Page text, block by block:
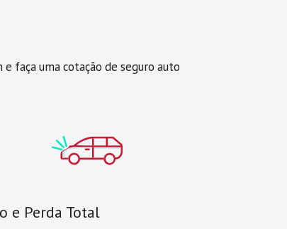
faça uma cotação de seguro auto
e Perda Total